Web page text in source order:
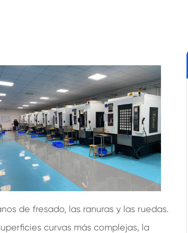
de fresado, las ranuras y las ruedas.
curvas más complejas, la